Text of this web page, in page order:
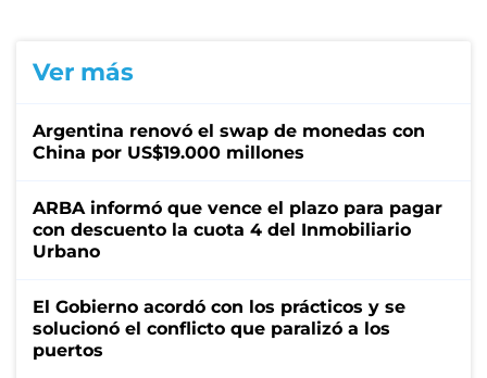
Ver más
Argentina renovó el swap de monedas con
China por US$19.000 millones
ARBA informó que vence el plazo para pagar
con descuento la cuota 4 del Inmobiliario
Urbano
El Gobierno acordó con los prácticos y se
solucionó el conflicto que paralizó a los
puertos